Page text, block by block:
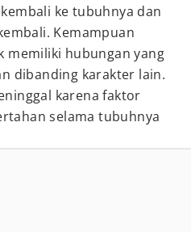
ke tubuhnya dan
Kemampuan
memiliki hubungan yang
dibanding karakter lain.
karena faktor
selama tubuhnya